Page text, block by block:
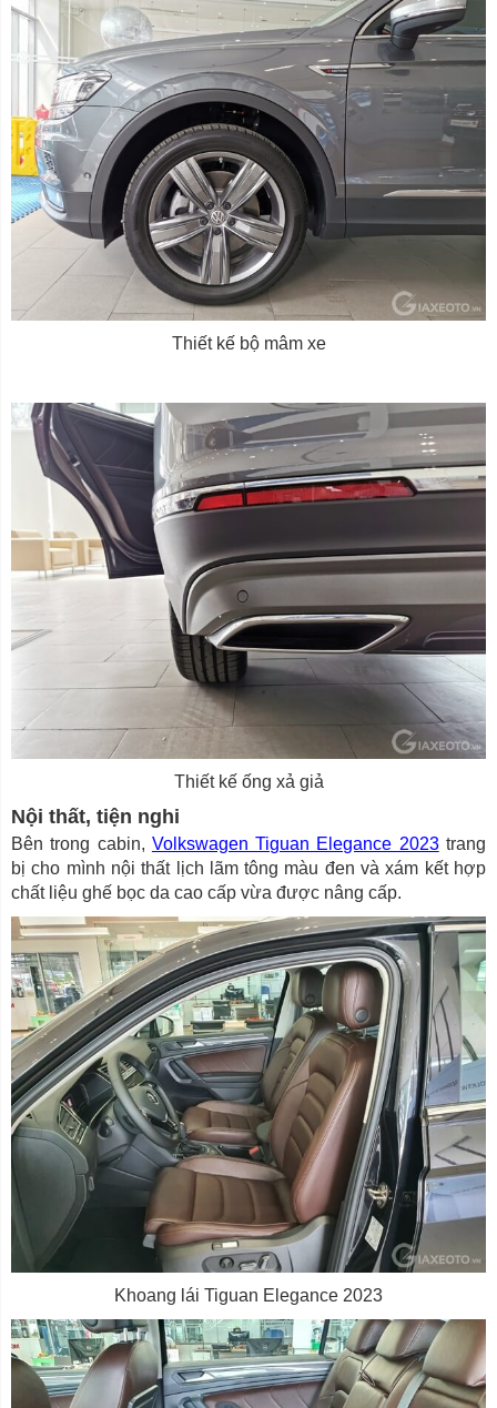
Thiết kế bộ mâm xe
Thiết kế ống xả giả
Nội thất, tiện nghi
Bên trong cabin, Volkswagen Tiguan Elegance 2023trang
bị cho mình nội thất lịch lãm tông màu đen và xám kết hợp
chất liệu ghế bọc da cao cấp vừa được nâng cấp.
Khoang lái Tiguan Elegance 2023